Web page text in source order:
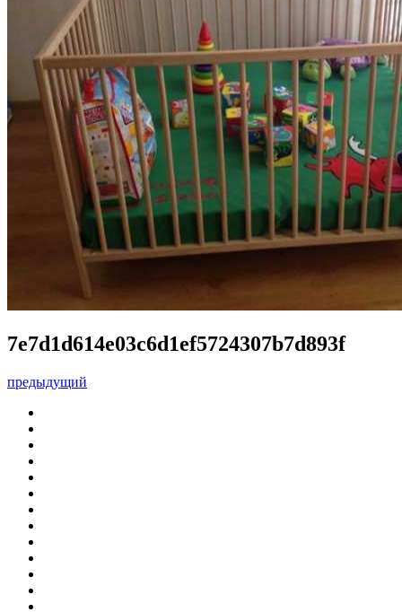
7e7d1d614e03c6d1ef5724307b7d893f
предыдущий